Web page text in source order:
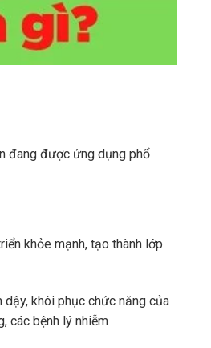
đang được ứng dụng phổ
khỏe mạnh, tạo thành lớp
khôi phục chức năng của
các bệnh lý nhiễm